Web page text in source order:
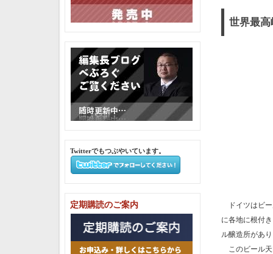
世界最
ドイツはビー
に各地に根付
ル醸造所があ
このビール天
Twitterでもつぶやいています。
定期購読のご案内